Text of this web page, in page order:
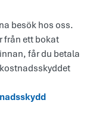
besök hos oss.
från ett bokat
får du betala